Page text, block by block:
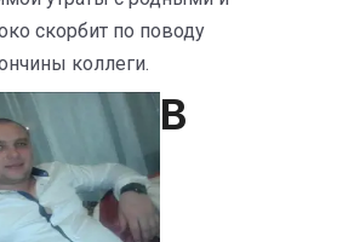
скорбит по поводу
коллеги.
В